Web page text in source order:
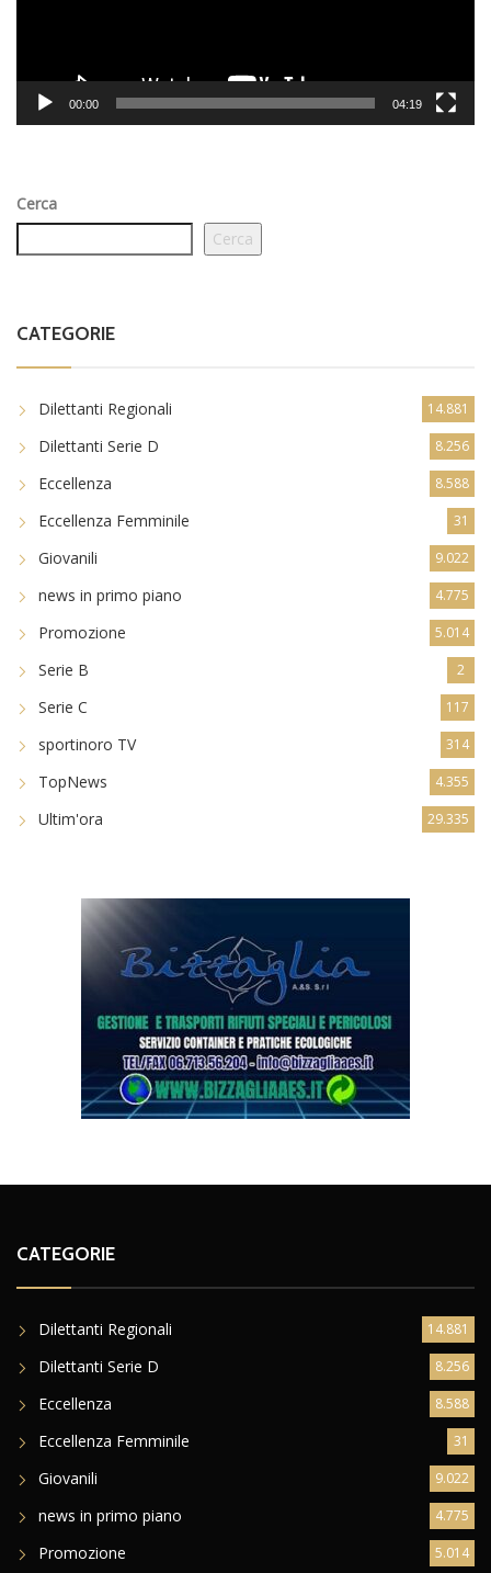
00:00 04:19
Cerca
Cerca
CATEGORIE
Dilettanti Regionali 14.881
Dilettanti Serie D 8.256
Eccellenza 8.588
Eccellenza Femminile 31
Giovanili 9.022
news in primo piano 4.775
Promozione 5.014
Serie B 2
Serie C 117
sportinoro TV 314
TopNews 4.355
Ultim'ora 29.335
CATEGORIE
Dilettanti Regionali 14.881
Dilettanti Serie D 8.256
Eccellenza 8.588
Eccellenza Femminile 31
Giovanili 9.022
news in primo piano 4.775
Promozione 5.014